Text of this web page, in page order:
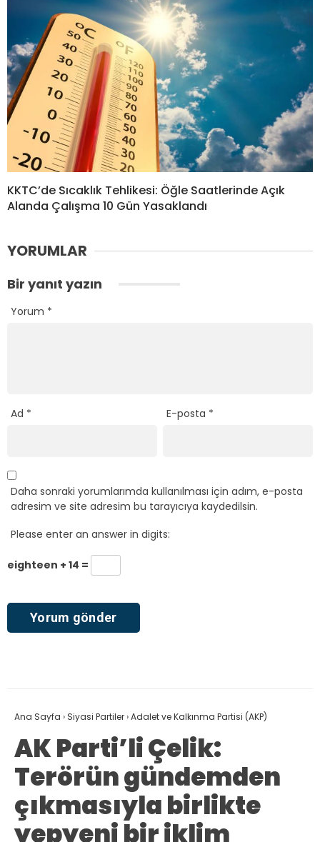
KKTC’de Sıcaklık Tehlikesi: Öğle Saatlerinde Açık
Alanda Çalışma 10 Gün Yasaklandı
YORUMLAR
Bir yanıt yazın
Yorum *
Ad * E-posta *
Daha sonraki yorumlarımda kullanılması için adım, e-posta
adresim ve site adresim bu tarayıcıya kaydedilsin.
Please enter an answer in digits:
eighteen + 14 =
Ana Sayfa › Siyasi Partiler›Adalet ve Kalkınma Partisi (AKP)
AK Parti’li Çelik:
Terörün gündemden
çıkmasıyla birlikte
yepyeni bir iklim